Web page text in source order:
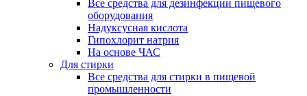
Все средства для дезинфекции пищевого
оборудования
Надуксусная кислота
Гипохлорит натрия
На основе ЧАС
Для стирки
Все средства для стирки в пищевой
промышленности